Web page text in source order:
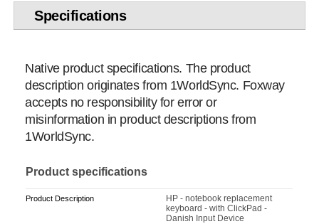
Specifications
Native product specifications. The product
description originates from 1WorldSync. Foxway
accepts no responsibility for error or
misinformation in product descriptions from
1WorldSync.
Product specifications
Product Description
HP - notebook replacement
keyboard - with ClickPad -
Danish Input Device